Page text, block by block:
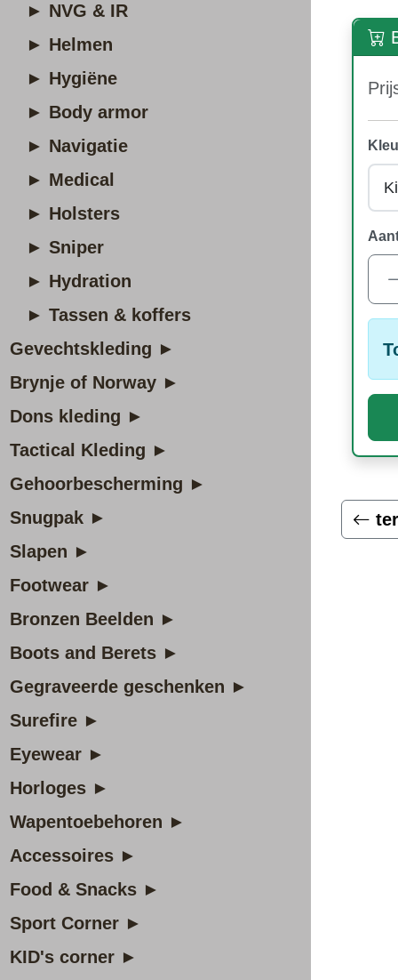
► NVG & IR
► Helmen
► Hygiëne
► Body armor
► Navigatie
► Medical
► Holsters
► Sniper
► Hydration
► Tassen & koffers
Gevechtskleding ►
Brynje of Norway ►
Dons kleding ►
Tactical Kleding ►
Gehoorbescherming ►
Snugpak ►
Slapen ►
Footwear ►
Bronzen Beelden ►
Boots and Berets ►
Gegraveerde geschenken ►
Surefire ►
Eyewear ►
Horloges ►
Wapentoebehoren ►
Accessoires ►
Food & Snacks ►
Sport Corner ►
KID's corner ►